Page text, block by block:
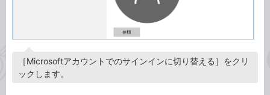
［Microsoftアカウントでのサインインに切り替える］をクリ
ックします。